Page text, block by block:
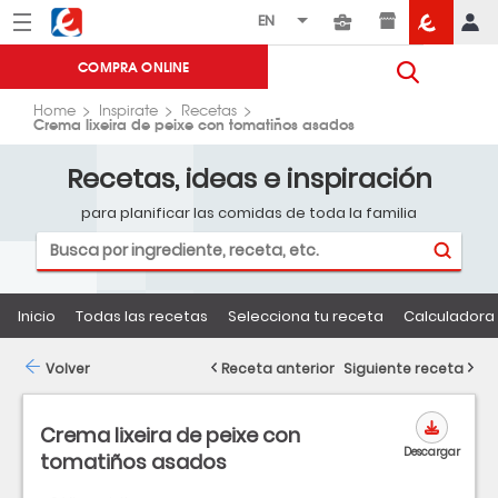
Menú Eroski
COMPRA ONLINE
Home Inspirate Recetas
Crema lixeira de peixe con tomatiños asados
Recetas, ideas e inspiración
para planificar las comidas de toda la familia
Inicio Todas las recetas Selecciona tu receta
Crema lixeira de peixe con
tomatiños asados
Descargar
Volver Receta anterior Siguiente receta